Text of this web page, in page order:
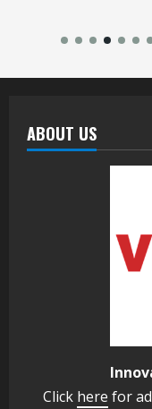
ABOUT US
Click here for